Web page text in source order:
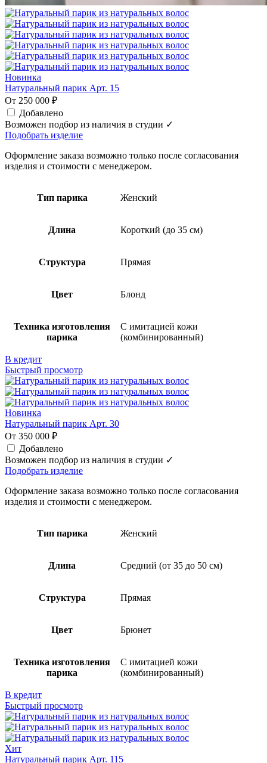
Новинка
Натуральный парик Арт. 15
От 250 000 ₽
Добавлено
Возможен подбор из наличия в студии ✓
Подобрать изделие
Оформление заказа возможно только после согласования
изделия и стоимости с менеджером.
Тип парика Женский
Длина Короткий (до 35 см)
Структура Прямая
Цвет Блонд
Техника изготовления
парика
С имитацией кожи
(комбинированный)
В кредит
Быстрый просмотр
Новинка
Натуральный парик Арт. 30
От 350 000 ₽
Добавлено
Возможен подбор из наличия в студии ✓
Подобрать изделие
Оформление заказа возможно только после согласования
изделия и стоимости с менеджером.
Тип парика Женский
Длина Средний (от 35 до 50 см)
Структура Прямая
Цвет Брюнет
Техника изготовления
парика
С имитацией кожи
(комбинированный)
В кредит
Быстрый просмотр
Хит
Натуральный парик Арт. 115